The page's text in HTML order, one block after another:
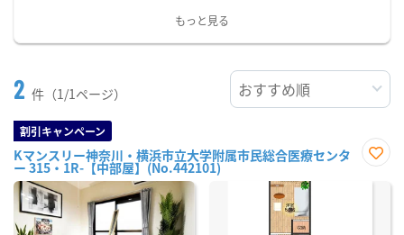
もっと見る
2 件（1/1ページ）
割引キャンペーン
Kマンスリー神奈川・横浜市立大学附属市民総合医療センタ
ー 315・1R-【中部屋】(No.442101)
に入